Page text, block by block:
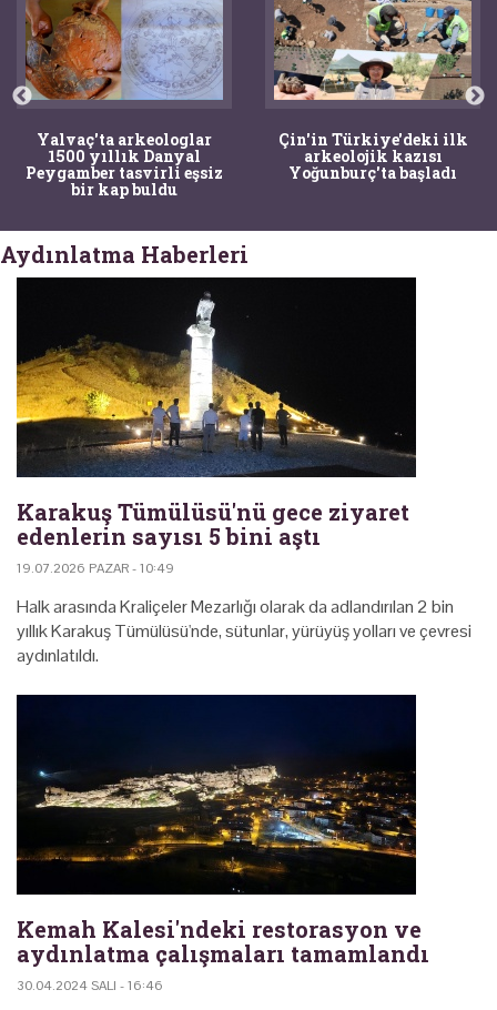
Yalvaç'ta arkeologlar
1500 yıllık Danyal
Peygamber tasvirli eşsiz
bir kap buldu
Çin'in Türkiye'deki ilk
arkeolojik kazısı
Yoğunburç'ta başladı
Aydınlatma Haberleri
Karakuş Tümülüsü'nü gece ziyaret
edenlerin sayısı 5 bini aştı
19.07.2026 PAZAR - 10:49
Halk arasında Kraliçeler Mezarlığı olarak da adlandırılan 2 bin
yıllık Karakuş Tümülüsü'nde, sütunlar, yürüyüş yolları ve çevresi
aydınlatıldı.
Kemah Kalesi'ndeki restorasyon ve
aydınlatma çalışmaları tamamlandı
30.04.2024 SALI - 16:46